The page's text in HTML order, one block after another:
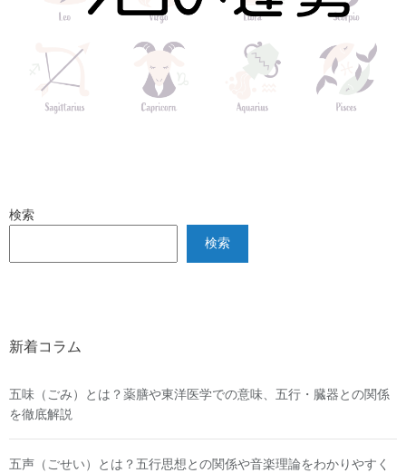
検索
検索
新着コラム
五味（ごみ）とは？薬膳や東洋医学での意味、五行・臓器との関係
を徹底解説
五声（ごせい）とは？五行思想との関係や音楽理論をわかりやすく